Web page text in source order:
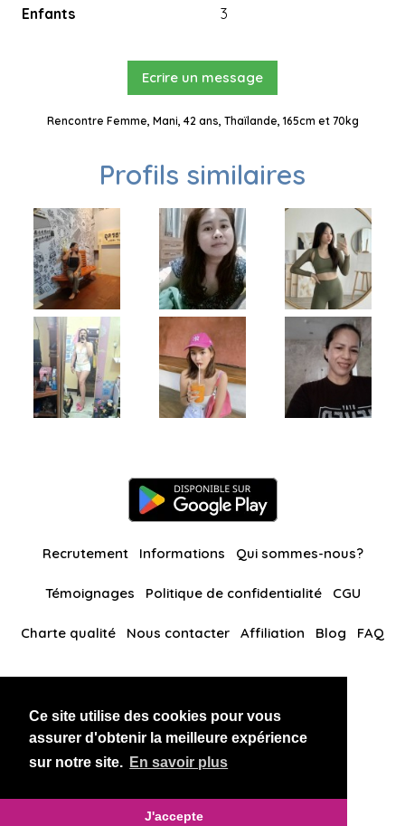
Ce site utilise des cookies pour vous
assurer d'obtenir la meilleure expérience
sur notre site. En savoir plus
J'accepte
Enfants
3
Ecrire un message
Rencontre Femme, Mani, 42 ans, Thaïlande, 165cm et 70kg
Profils similaires
Recrutement Informations Qui sommes-nous?
Témoignages Politique de confidentialité CGU
Charte qualité Nous contacter Affiliation Blog FAQ
BlackAndBeauties RussianKisses